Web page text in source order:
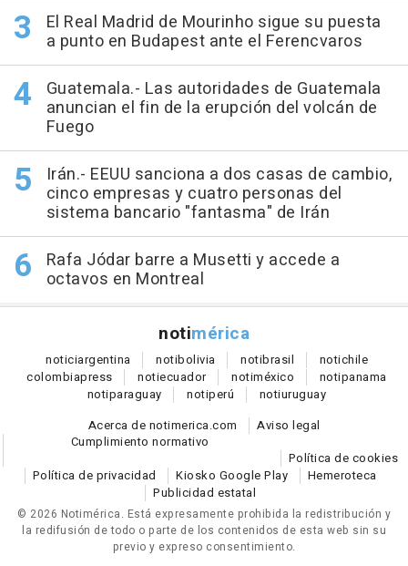
El Real Madrid de Mourinho sigue su puesta
a punto en Budapest ante el Ferencvaros
Guatemala.- Las autoridades de Guatemala
anuncian el fin de la erupción del volcán de
Fuego
Irán.- EEUU sanciona a dos casas de cambio,
cinco empresas y cuatro personas del
sistema bancario "fantasma" de Irán
Rafa Jódar barre a Musetti y accede a
octavos en Montreal
notimérica
noticiargentina notibolivia notibrasil notichile
colombiapress notiecuador notiméxico notipanama
notiparaguay notiperú notiuruguay
Acerca de notimerica.com
Aviso legal
Cumplimiento normativo
Política de cookies
Política de privacidad
Kiosko Google Play
Hemeroteca
Publicidad estatal
© 2026 Notimérica. Está expresamente prohibida la redistribución y
la redifusión de todo o parte de los contenidos de esta web sin su
previo y expreso consentimiento.